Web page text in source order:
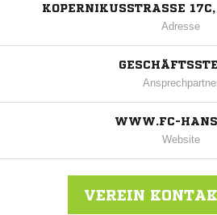
KOPERNIKUSSTRASSE
Adresse
WWW.FC-
Website
VEREIN